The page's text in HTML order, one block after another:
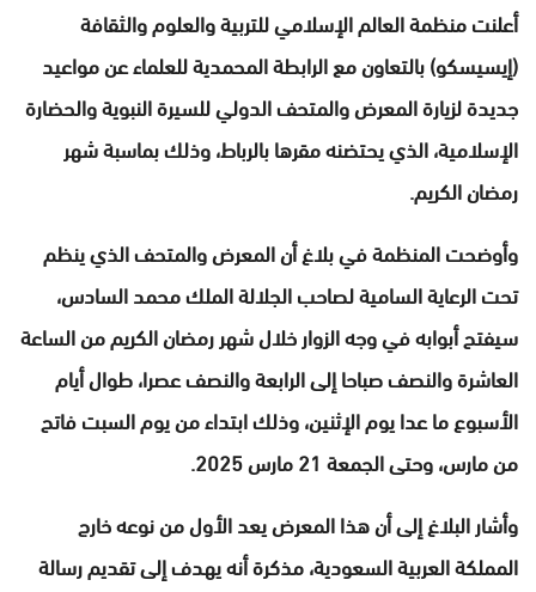
أعلنت منظمة العالم الإسلامي للتربية والعلوم والثقافة
(إيسيسكو) بالتعاون مع الرابطة المحمدية للعلماء عن مواعيد
جديدة لزيارة المعرض والمتحف الدولي للسيرة النبوية والحضارة
الإسلامية، الذي يحتضنه مقرها بالرباط، وذلك بماسبة شهر
رمضان الكريم.
وأوضحت المنظمة في بلاغ أن المعرض والمتحف الذي ينظم
تحت الرعاية السامية لصاحب الجلالة الملك محمد السادس،
سيفتح أبوابه في وجه الزوار خلال شهر رمضان الكريم من الساعة
العاشرة والنصف صباحا إلى الرابعة والنصف عصرا، طوال أيام
الأسبوع ما عدا يوم الإثنين، وذلك ابتداء من يوم السبت فاتح
من مارس، وحتى الجمعة 21 مارس 2025.
وأشار البلاغ إلى أن هذا المعرض يعد الأول من نوعه خارج
المملكة العربية السعودية، مذكرة أنه يهدف إلى تقديم رسالة